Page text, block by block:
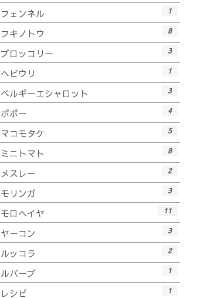
フェンネル 1
フキノトウ 8
ブロッコリー 3
ヘビウリ 1
ベルギーエシャロット 3
ポポー 4
マコモタケ 5
ミニトマト 8
メスレー 2
モリンガ 3
モロヘイヤ 11
ヤーコン 3
ルッコラ 2
ルバーブ 1
レシピ 1